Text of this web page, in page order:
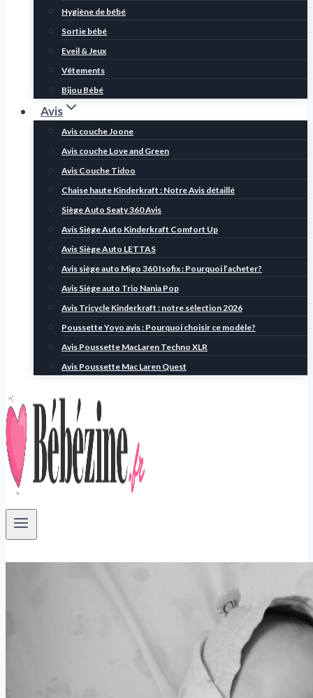
Hygiène de bébé
Sortie bébé
Eveil & Jeux
Vêtements
Bijou Bébé
Avis
Avis couche Joone
Avis couche Love and Green
Avis Couche Tidoo
Chaise haute Kinderkraft : Notre Avis détaillé
Siège Auto Seaty 360 Avis
Avis Siège Auto Kinderkraft Comfort Up
Avis Siège Auto LETTAS
Avis siège auto Migo 360 Isofix : Pourquoi l’acheter?
Avis Siège auto Trio Nania Pop
Avis Tricycle Kinderkraft : notre sélection 2026
Poussette Yoyo avis : Pourquoi choisir ce modèle?
Avis Poussette MacLaren Techno XLR
Avis Poussette Mac Laren Quest